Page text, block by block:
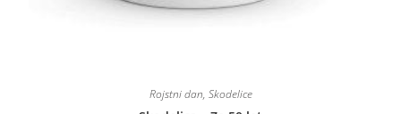
Rojstni dan, Skodelice